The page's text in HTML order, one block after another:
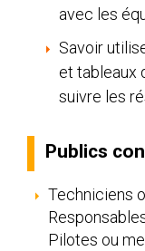
avec les
Savoir
et tableaux
suivre les
Publics
Techniciens
Pilotes ou